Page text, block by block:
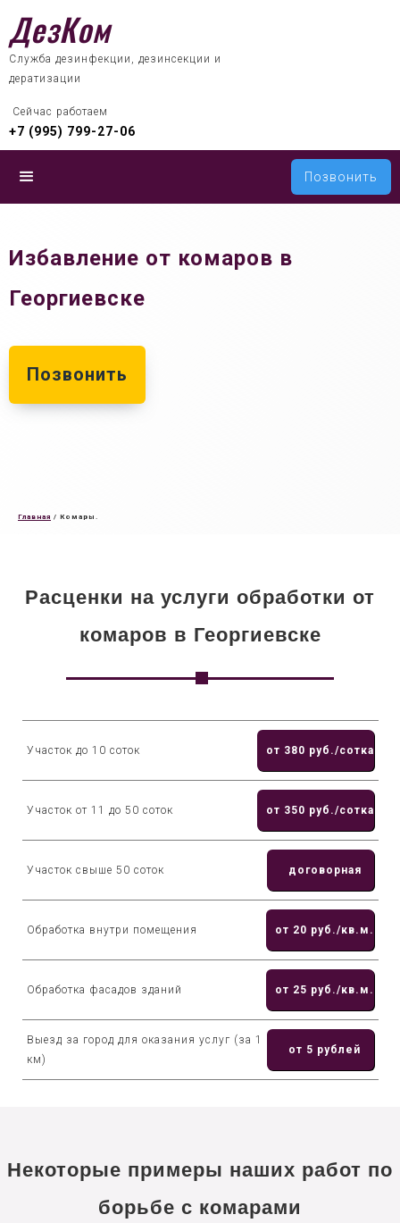
ДезКом
Служба дезинфекции, дезинсекции и
дератизации
Сейчас работаем
+7 (995) 799-27-06
Позвонить
Избавление от комаров в
Георгиевске
Позвонить
Главная / Комары.
Расценки на услуги обработки от
комаров в Георгиевске
Участок до 10 соток от 380 руб./сотка
Участок от 11 до 50 соток от 350 руб./сотка
Участок свыше 50 соток договорная
Обработка внутри помещения от 20 руб./кв.м.
Обработка фасадов зданий от 25 руб./кв.м.
Выезд за город для оказания услуг (за 1
км)
от 5 рублей
Некоторые примеры наших работ по
борьбе с комарами